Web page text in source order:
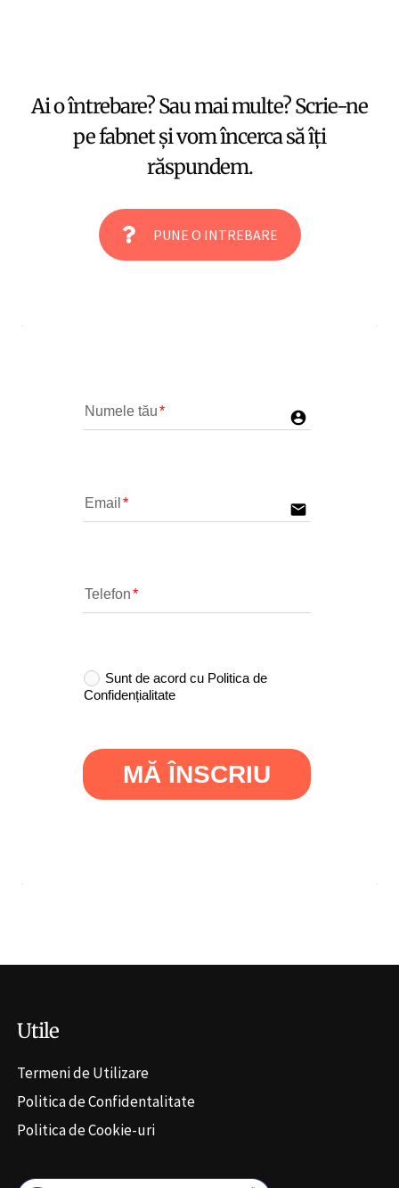
Ai o întrebare? Sau mai multe? Scrie-ne
pe fabnet și vom încerca să îți
răspundem.
PUNE O INTREBARE
Numele tău account_circle e853
Email email
Telefon
Sunt de acord cu Politica de
Confidențialitate
MĂ ÎNSCRIU
Utile
Termeni de Utilizare
Politica de Confidentalitate
Politica de Cookie-uri